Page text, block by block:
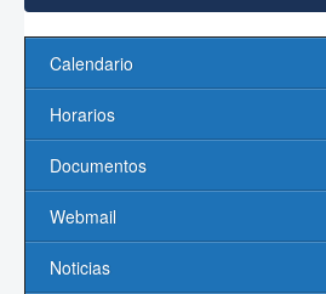
Inicio
Acerca del PCI
Maestría
Profesores
Calendario
Horarios
Documentos
Webmail
Noticias